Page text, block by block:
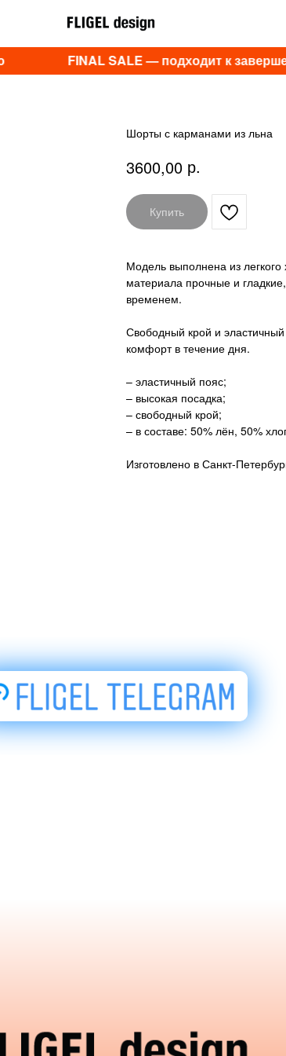
FINAL SALE — подходит к
Шорты с карманами из льна
3600,00 р.
Купить
Модель выполнена из
материала прочные и
временем.
Свободный крой и
комфорт в течение дня.
– эластичный пояс;
– высокая посадка;
– свободный крой;
– в составе: 50% лён, 50%
Изготовлено в Санкт-